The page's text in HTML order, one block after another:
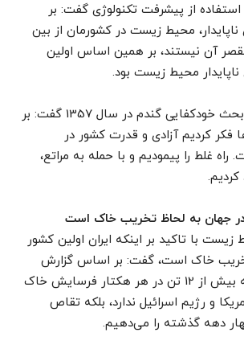
از پیشرفت تکنولوژی گفت: بر
محیط زیست در کشورمان از بین
آن نیستند، بر همین اساس اولین
محیط زیست بود.
کلانتری با اشاره به بحث خودکفایی گندم در سال 1357 گفت: بر
کردیم آزادی و قدرت کشور در
غلط را پیمودیم و با حمله به مراتع،
کردیم.
در جهان به لحاظ تخریب خاک است
با تاکید بر اینکه ایران اولین کشور
خاک است، گفت: بر اساس گزارش
های مستدل سالیانه بیش از 12 تن در هر هکتار فرسایش خاک
و رژیم اسرائیل ندارد، بلکه تقاص
دهه گذشته را می‌دهیم.